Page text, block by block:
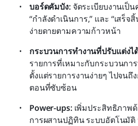
บอร์ดคัมบัง: จัดระเบียบงานเป็
“กำลังดำเนินการ,” และ “เสร็จ
ง่ายดายตามความก้าวหน้า
กระบวนการทำงานที่ปรับแต่งไ
รายการที่เหมาะกับกระบวนก
ตั้งแต่รายการงานง่ายๆ ไปจน
ตอนที่ซับซ้อน
Power-ups: เพิ่มประสิทธิภาพด้
การผสานปฏิทิน ระบบอัตโนมั